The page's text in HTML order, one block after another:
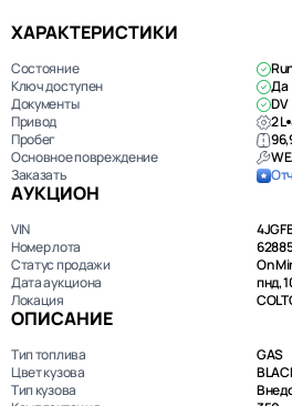
ХАРАКТЕРИСТИКИ
Состояние
Ключ доступен
Да
Документы
DV
Привод
2 L
Пробег
Основное повреждение
Заказать
АУКЦИОН
VIN
Номер лота
Статус продажи
On
Дата аукциона
пнд,
Локация
ОПИСАНИЕ
Тип топлива
GAS
Цвет кузова
Тип кузова